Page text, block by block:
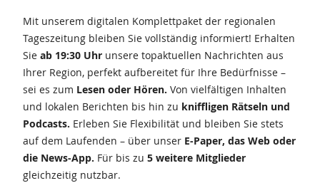
Mit unserem digitalen Komplettpaket der regionalen
Tageszeitung bleiben Sie vollständig informiert! Erhalten
Sie ab 19:30 Uhr unsere topaktuellen Nachrichten aus
Ihrer Region, perfekt aufbereitet für Ihre Bedürfnisse –
sei es zum Lesen oder Hören. Von vielfältigen Inhalten
und lokalen Berichten bis hin zu kniffligen Rätseln und
Podcasts. Erleben Sie Flexibilität und bleiben Sie stets
auf dem Laufenden – über unser E-Paper, das Web oder
die News-App. Für bis zu 5 weitere Mitglieder
gleichzeitig nutzbar.